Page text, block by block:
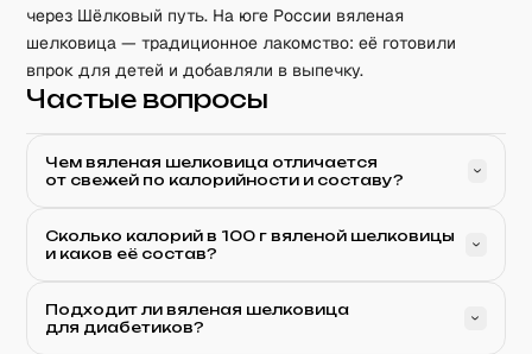
через Шёлковый путь. На юге России вяленая
шелковица — традиционное лакомство: её готовили
впрок для детей и добавляли в выпечку.
Частые вопросы
Чем вяленая шелковица отличается
от свежей по калорийности и составу?
Сколько калорий в 100 г вяленой шелковицы
и каков её состав?
Подходит ли вяленая шелковица
для диабетиков?